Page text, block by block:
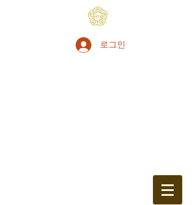
로그인